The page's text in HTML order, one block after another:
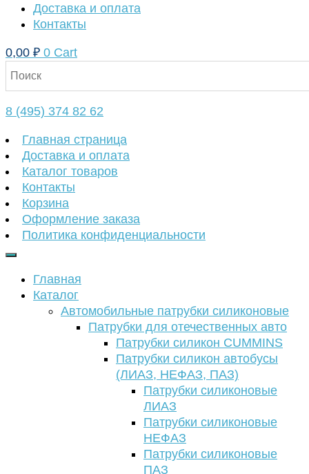
Доставка и оплата
Контакты
0,00 ₽ 0 Cart
8 (495) 374 82 62
Главная страница
Доставка и оплата
Каталог товаров
Контакты
Корзина
Оформление заказа
Политика конфиденциальности
Главная
Каталог
Автомобильные патрубки силиконовые
Патрубки для отечественных авто
Патрубки силикон CUMMINS
Патрубки силикон автобусы
(ЛИАЗ, НЕФАЗ, ПАЗ)
Патрубки силиконовые
ЛИАЗ
Патрубки силиконовые
НЕФАЗ
Патрубки силиконовые
ПАЗ